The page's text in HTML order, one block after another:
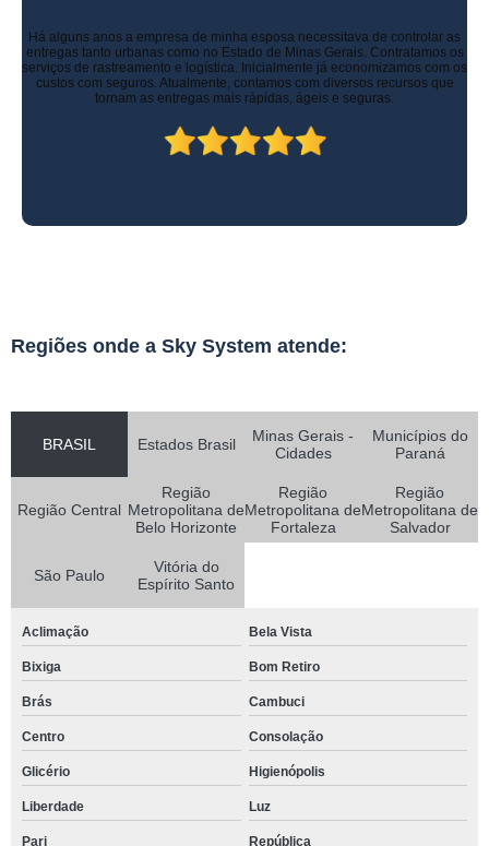
Há alguns anos a empresa de minha esposa necessitava de controlar as
entregas tanto urbanas como no Estado de Minas Gerais. Contratamos os
serviços de rastreamento e logística. Inicialmente já economizamos com os
custos com seguros. Atualmente, contamos com diversos recursos que
tornam as entregas mais rápidas, ágeis e seguras.
Regiões onde a Sky System atende:
BRASIL Estados Brasil
Minas Gerais -
Cidades
Municípios do
Paraná
Região Central
Região
Metropolitana de
Belo Horizonte
Região
Metropolitana de
Fortaleza
Região
Metropolitana de
Salvador
São Paulo
Vitória do
Espírito Santo
Aclimação Bela Vista
Bixiga Bom Retiro
Brás Cambuci
Centro Consolação
Glicério Higienópolis
Liberdade Luz
Pari República